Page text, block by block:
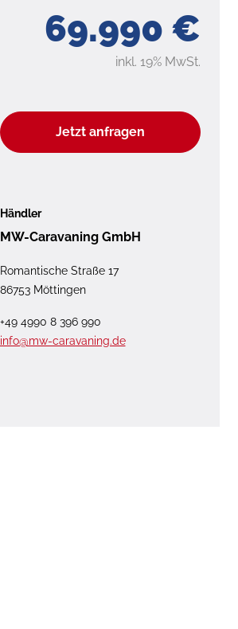
69.990 €
inkl. 19% MwSt.
Jetzt anfragen
Händler
MW-Caravaning GmbH
Romantische Straße 17
86753 Möttingen
+49 4990 8 396 990
info@mw-caravaning.de